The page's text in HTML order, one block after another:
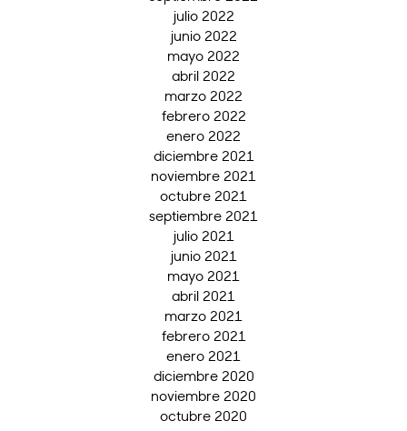
julio 2022
junio 2022
mayo 2022
abril 2022
marzo 2022
febrero 2022
enero 2022
diciembre 2021
noviembre 2021
octubre 2021
septiembre 2021
julio 2021
junio 2021
mayo 2021
abril 2021
marzo 2021
febrero 2021
enero 2021
diciembre 2020
noviembre 2020
octubre 2020